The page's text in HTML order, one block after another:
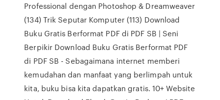
Professional dengan Photoshop & Dreamweaver
(134) Trik Seputar Komputer (113) Download
Buku Gratis Berformat PDF di PDF SB | Seni
Berpikir Download Buku Gratis Berformat PDF
di PDF SB - Sebagaimana internet memberi
kemudahan dan manfaat yang berlimpah untuk
kita, buku bisa kita dapatkan gratis. 10+ Website